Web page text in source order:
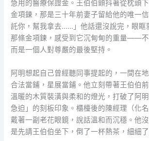
急用的醫療保證金。王伯伯顫抖著從枕頭
金項鍊，那是三十年前妻子留給他的唯一
託你，幫我拿去……」他話還沒說完，眼眶
那條金項鍊，感受到它沉甸甸的重量——不
而是一個人對尊嚴的最後堅持。
阿明想起自己曾經聽同事提起的，一間在
合法當鋪，星展當鋪。他立刻帶著王伯伯
溫暖的木質裝潢與柔和的燈光，打破了阿
急迫」的刻板印象。櫃檯後的陳經理（化
戴著一副老花眼鏡，說話溫和而沉穩。他
是先請王伯伯坐下，倒了一杯熱茶，細細